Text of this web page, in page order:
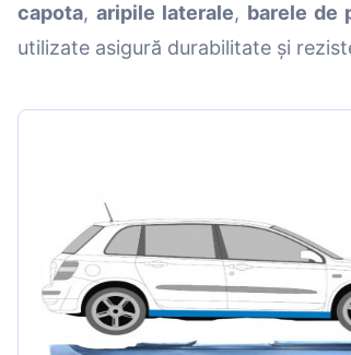
capota,aripile laterale, barele de
utilizate asigură durabilitate și